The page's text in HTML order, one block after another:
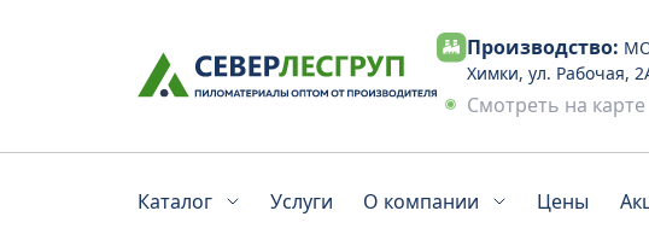
Производство:
Химки, ул. Рабочая,
Смотреть на карте
Каталог Услуги О компании Цены